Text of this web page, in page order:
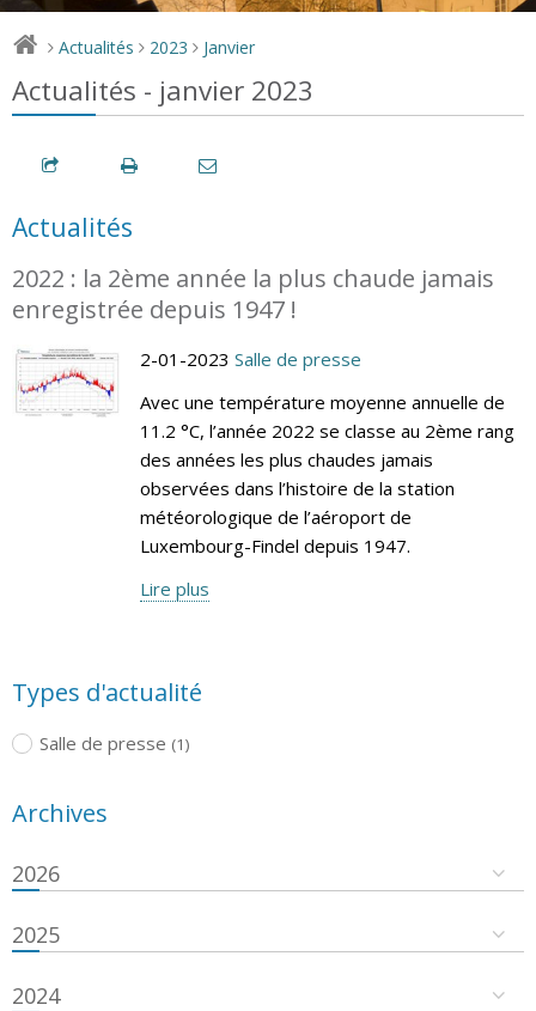
> Actualités > 2023 > Janvier
Actualités - janvier 2023
Actualités
2022 : la 2ème année la plus chaude jamais
enregistrée depuis 1947 !
2-01-2023 Salle de presse
Avec une température moyenne annuelle de
11.2 °C, l’année 2022 se classe au 2ème rang
des années les plus chaudes jamais
observées dans l’histoire de la station
météorologique de l’aéroport de
Luxembourg-Findel depuis 1947.
Lire plus
Types d'actualité
Salle de presse (1)
Archives
2026
2025
2024